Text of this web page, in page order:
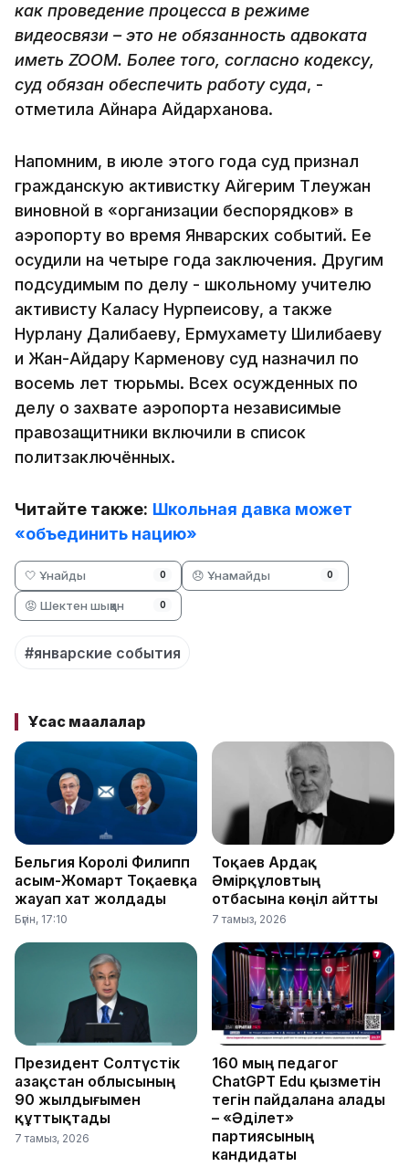
как проведение процесса в режиме
видеосвязи – это не обязанность адвоката
иметь ZOOM. Более того, согласно кодексу,
суд обязан обеспечить работу суда, -
отметила Айнара Айдарханова.
Напомним, в июле этого года суд признал
гражданскую активистку Айгерим Тлеужан
виновной в «организации беспорядков» в
аэропорту во время Январских событий. Ее
осудили на четыре года заключения. Другим
подсудимым по делу - школьному учителю
активисту Каласу Нурпеисову, а также
Нурлану Далибаеву, Ермухамету Шилибаеву
и Жан-Айдару Карменову суд назначил по
восемь лет тюрьмы. Всех осужденных по
делу о захвате аэропорта независимые
правозащитники включили в список
политзаключённых.
Читайте также: Школьная давка может
«объединить нацию»
🤍 Ұнайды 0 😞 Ұнамайды 0
😡 Шектен шыққан 0
#январские события
Ұқсас мақалалар
Бельгия Королі Филипп
Қасым-Жомарт Тоқаевқа
жауап хат жолдады
Бүгін, 17:10
Тоқаев Ардақ
Әмірқұловтың
отбасына көңіл айтты
7 тамыз, 2026
Президент Солтүстік
Қазақстан облысының
90 жылдығымен
құттықтады
7 тамыз, 2026
160 мың педагог
ChatGPT Edu қызметін
тегін пайдалана алады
– «Әділет»
партиясының
кандидаты